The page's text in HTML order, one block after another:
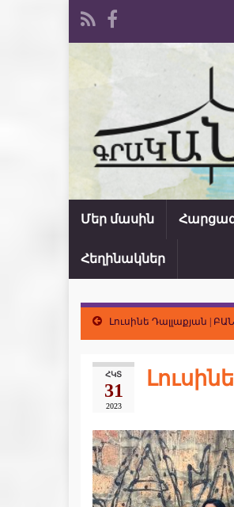
Մեր մասին
Հեղինակներ
Լուսինե Դալլաքյան |
ՀԿՏ
31
2023